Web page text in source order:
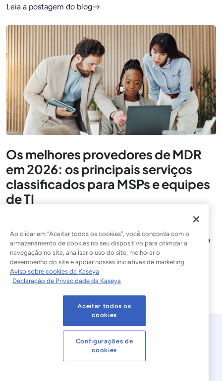
Leia a postagem do blog
Os melhores provedores de MDR
em 2026: os principais serviços
classificados para MSPs e equipes
de TI
Compare os 10 melhores provedores de MDR em 2026,
serviço de detecção e resposta gerenciadas ideal para sua
organização.
Leia a postagem do blog
Ao clicar em “Aceitar todos os cookies”, você concorda com o
armazenamento de cookies no seu dispositivo para otimizar a
navegação no site, analisar o uso do site, melhorar o
desempenho do site e apoiar nossas iniciativas de marketing.
Aviso sobre cookies da Kaseya
Declaração de Privacidade da Kaseya
Aceitar todos os
cookies
Configurações de
cookies